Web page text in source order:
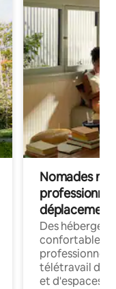
Nomades
déplacement
Des
confortables
professionnels
télétravail
et d'espaces